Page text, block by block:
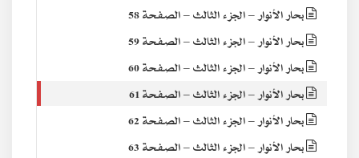
بحار الأنوار – الجزء الثالث – الصفحة 58
بحار الأنوار – الجزء الثالث – الصفحة 59
بحار الأنوار – الجزء الثالث – الصفحة 60
بحار الأنوار – الجزء الثالث – الصفحة 61
بحار الأنوار – الجزء الثالث – الصفحة 62
بحار الأنوار – الجزء الثالث – الصفحة 63